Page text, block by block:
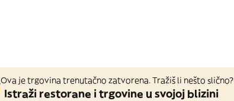
Ova je trgovina trenutačno zatvorena. Tražiš li nešto slično?
Istraži restorane i trgovine u svojoj blizini